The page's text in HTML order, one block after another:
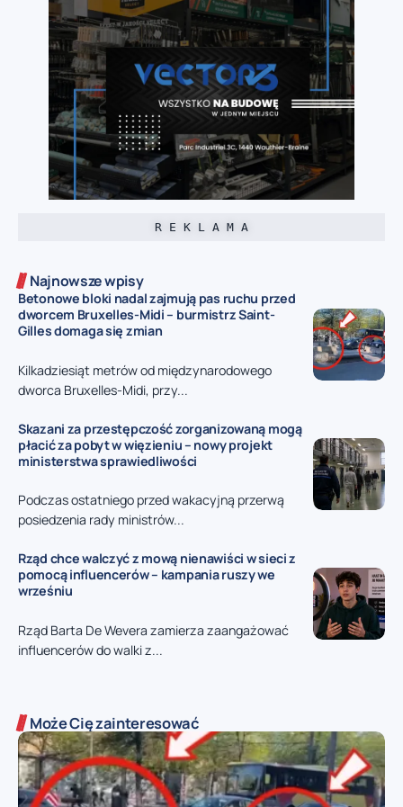
R E K L A M A
Najnowsze wpisy
Betonowe bloki nadal zajmują pas ruchu przed
dworcem Bruxelles-Midi – burmistrz Saint-
Gilles domaga się zmian
Kilkadziesiąt metrów od międzynarodowego
dworca Bruxelles-Midi, przy...
Skazani za przestępczość zorganizowaną mogą
płacić za pobyt w więzieniu – nowy projekt
ministerstwa sprawiedliwości
Podczas ostatniego przed wakacyjną przerwą
posiedzenia rady ministrów...
Rząd chce walczyć z mową nienawiści w sieci z
pomocą influencerów – kampania ruszy we
wrześniu
Rząd Barta De Wevera zamierza zaangażować
influencerów do walki z...
Może Cię zainteresować